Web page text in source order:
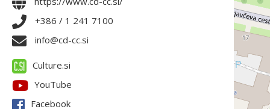
+386 / 1 241 7100
info@cd-cc.si
Culture.si
YouTube
Facebook